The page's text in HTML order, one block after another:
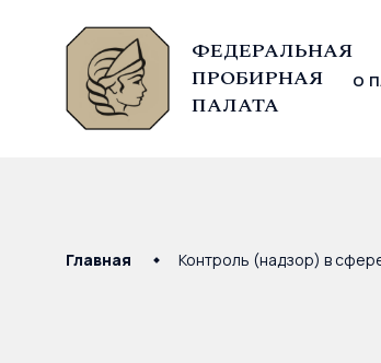
ФЕДЕРАЛЬНАЯ
ПРОБИРНАЯ
ПАЛАТА
О
© Федеральная пробирная палата, 2026
Главная Контроль (надзор) в